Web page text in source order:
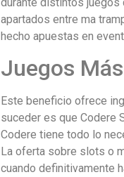
apartados entre ma
hecho apuestas en
Juegos
Este beneficio ofrece
suceder es que Codere
Codere tiene todo lo
La oferta sobre slots o
cuando definitivamente